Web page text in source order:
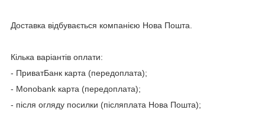
Доставка відбувається компанією Нова Пошта.
Кілька варіантів оплати:
- ПриватБанк карта (передоплата);
- Мonobank карта (передоплата);
- після огляду посилки (післяплата Нова Пошта);